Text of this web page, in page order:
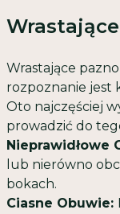
Wrastające
rozpoznanie jest
Oto najczęściej
prowadzić do
Nieprawidłowe
lub nierówno
bokach.
Ciasne Obuwie: